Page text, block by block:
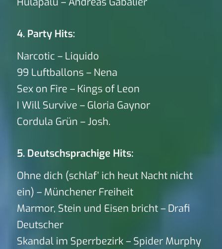
4. Party Hits:
Narcotic – Liquido
99 Luftballons – Nena
Sex on Fire – Kings of Leon
I Will Survive – Gloria Gaynor
Cordula Grün – Josh.
5. Deutschsprachige Hits:
Ohne dich (schlaf’ ich heut Nacht nicht
ein) – Münchener Freiheit
Marmor, Stein und Eisen bricht – Drafi
Deutscher
Skandal im Sperrbezirk – Spider Murphy